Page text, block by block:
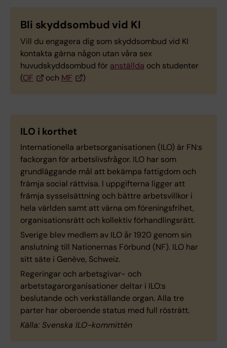
Bli skyddsombud vid KI
Vill du engagera dig som skyddsombud vid KI
kontakta gärna någon utan våra sex
huvudskyddsombud för anställda och studenter
(OF och MF )
ILO i korthet
Internationella arbetsorganisationen (ILO) är FN:s
fackorgan för arbetslivsfrågor. ILO har som
grundläggande mål att bekämpa fattigdom och
främja social rättvisa. I uppgifterna ligger att
främja sysselsättning och bättre arbetsvillkor i
hela världen samt att värna om föreningsfrihet,
organisationsrätt och kollektiv förhandlingsrätt.
Sverige blev medlem av ILO år 1920 genom sin
anslutning till Nationernas Förbund (NF). ILO har
sitt säte i Genève, Schweiz.
Regeringar och arbetsgivar- och
arbetstagarorganisationer deltar i ILO:s
beslutande och verkställande organ. Alla tre
parter har oberoende status med full rösträtt.
Källa: Svenska ILO-kommittén